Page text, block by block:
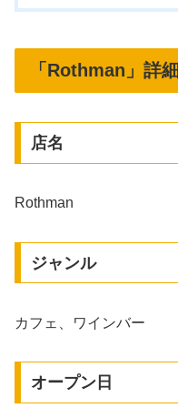
「Rothman」詳細
店名
Rothman
ジャンル
カフェ、ワインバー
オープン日